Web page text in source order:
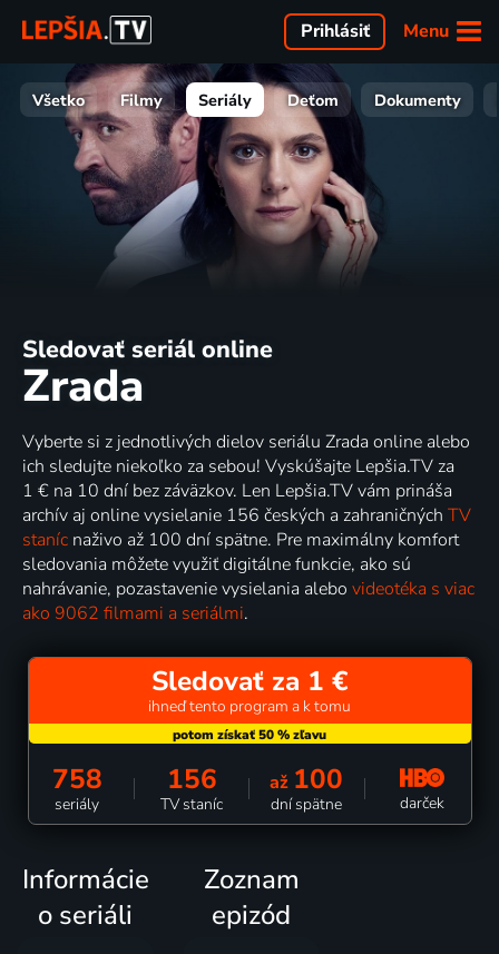
Menu
Prihlásiť
Všetko Filmy Seriály Deťom Dokumenty
Sledovať seriál online
Zrada
Vyberte si z jednotlivých dielov seriálu Zrada online alebo
ich sledujte niekoľko za sebou! Vyskúšajte Lepšia.TV za
1 € na 10 dní bez záväzkov. Len Lepšia.TV vám prináša
archív aj online vysielanie 156 českých a zahraničných TV
staníc naživo až 100 dní spätne. Pre maximálny komfort
sledovania môžete využiť digitálne funkcie, ako sú
nahrávanie, pozastavenie vysielania alebo videotéka s viac
ako 9062 filmami a seriálmi.
Sledovať za 1 €
ihneď tento program a k tomu
758
seriály
156
TV staníc
až 100
dní spätne darček
Informácie
o seriáli
Zoznam
epizód